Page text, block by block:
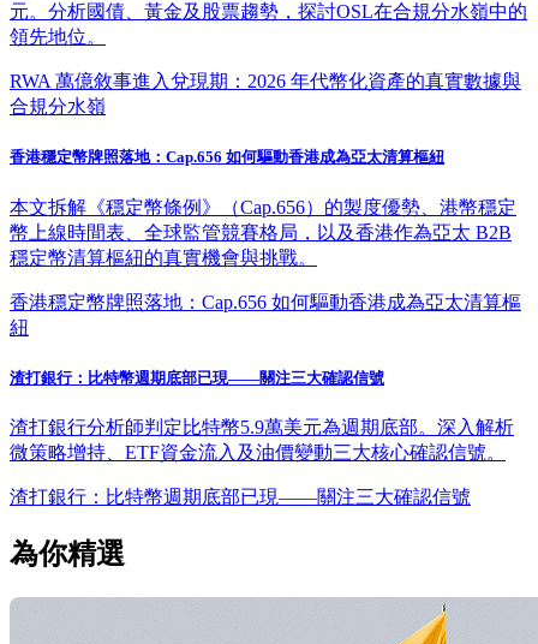
元。分析國債、黃金及股票趨勢，探討OSL在合規分水嶺中的
領先地位。
RWA 萬億敘事進入兌現期：2026 年代幣化資產的真實數據與
合規分水嶺
香港穩定幣牌照落地：Cap.656 如何驅動香港成為亞太清算樞紐
本文拆解《穩定幣條例》（Cap.656）的製度優勢、港幣穩定
幣上線時間表、全球監管競賽格局，以及香港作為亞太 B2B
穩定幣清算樞紐的真實機會與挑戰。
香港穩定幣牌照落地：Cap.656 如何驅動香港成為亞太清算樞
紐
渣打銀行：比特幣週期底部已現——關注三大確認信號
渣打銀行分析師判定比特幣5.9萬美元為週期底部。深入解析
微策略增持、ETF資金流入及油價變動三大核心確認信號。
渣打銀行：比特幣週期底部已現——關注三大確認信號
為你精選